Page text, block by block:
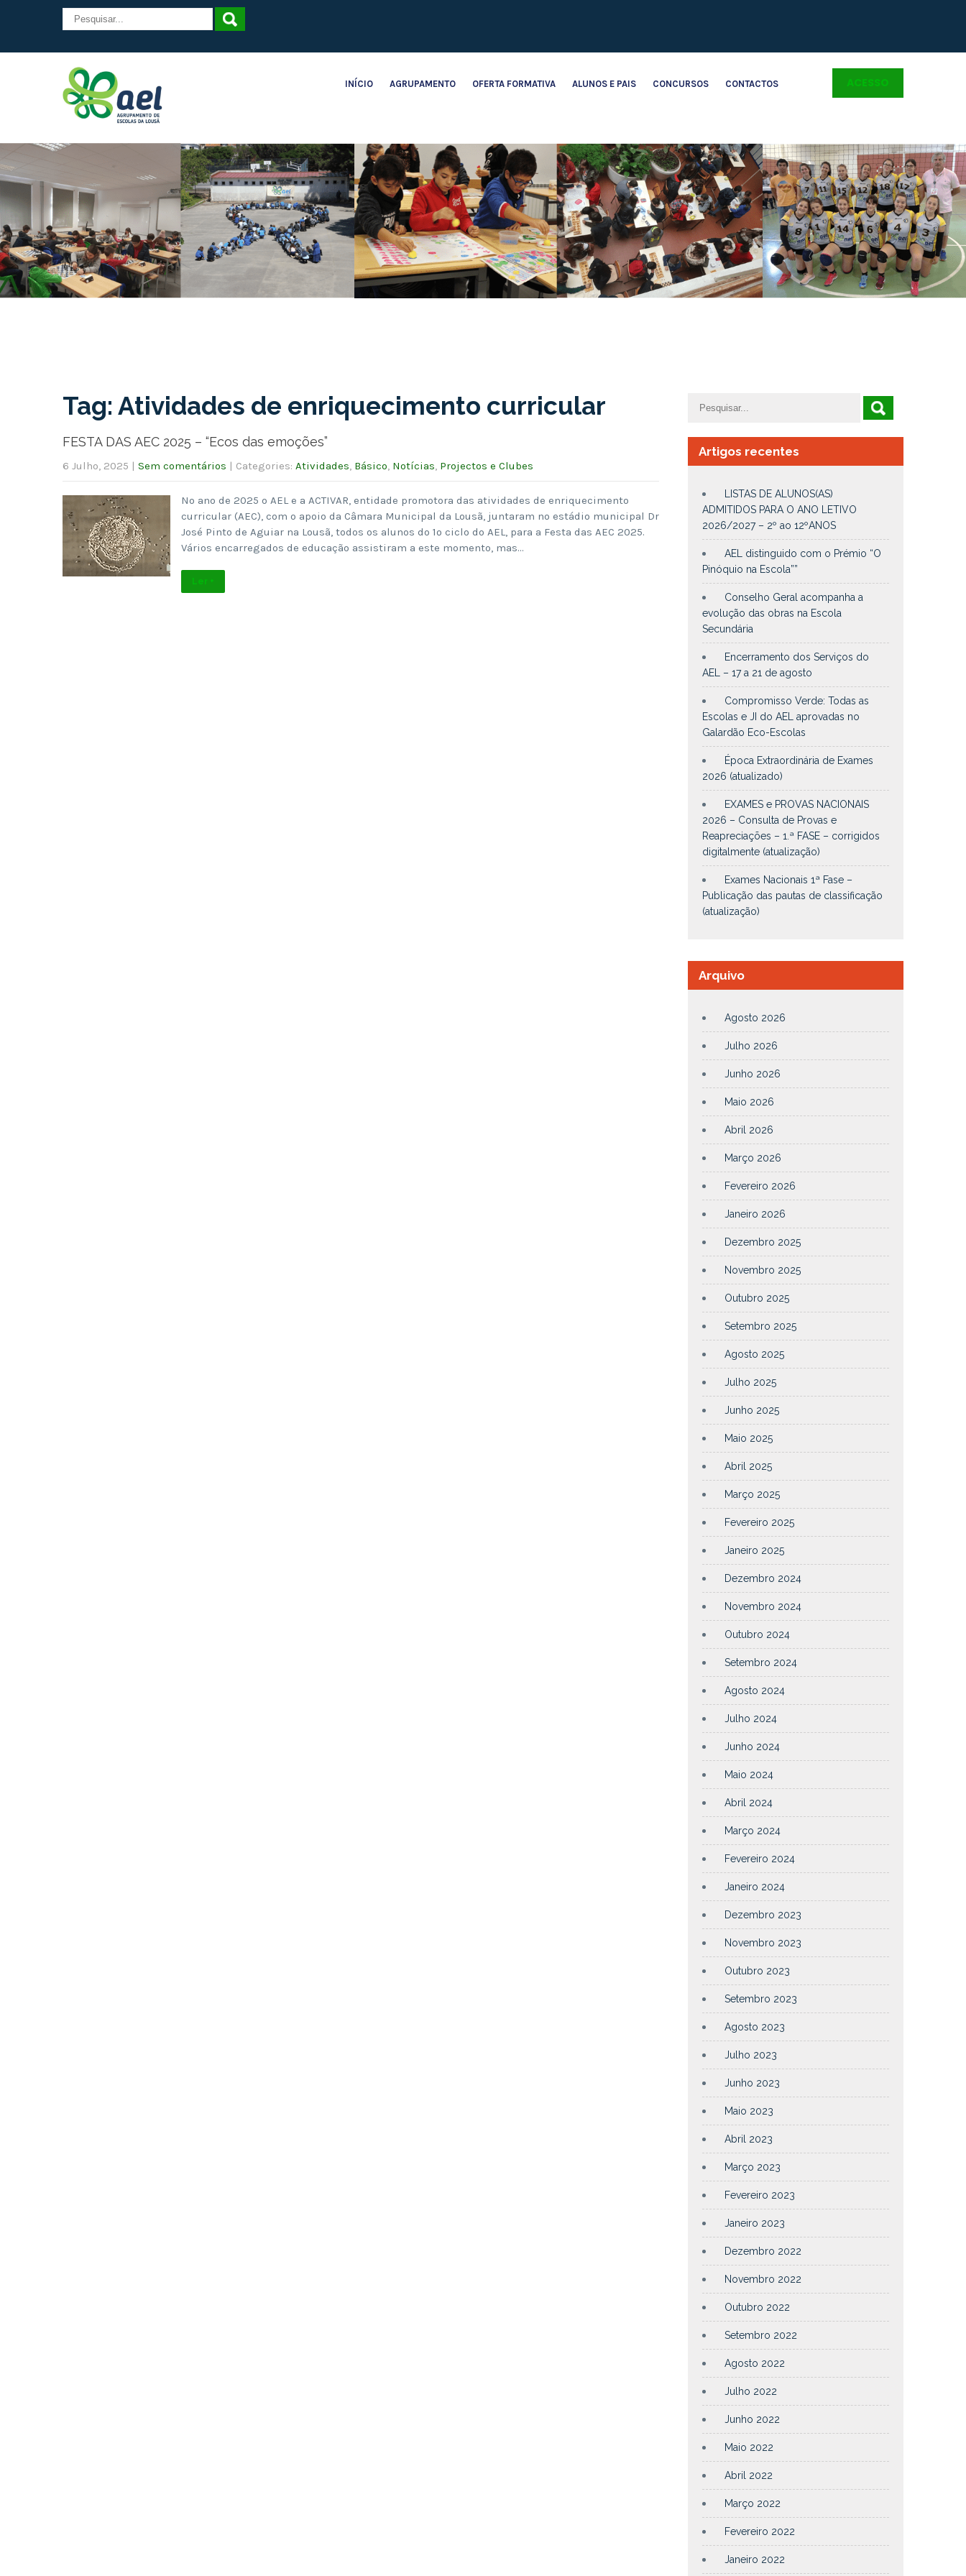
INÍCIO AGRUPAMENTO OFERTA FORMATIVA ALUNOS E PAIS CONCURSOS CONTACTOS ACESSO
Tag: Atividades de enriquecimento curricular
FESTA DAS AEC 2025 – “Ecos das emoções”
6 Julho, 2025 | Sem comentários | Categories: Atividades, Básico, Notícias, Projectos e Clubes
No ano de 2025 o AEL e a ACTIVAR, entidade promotora das atividades de enriquecimento
curricular (AEC), com o apoio da Câmara Municipal da Lousã, juntaram no estádio municipal Dr
José Pinto de Aguiar na Lousã, todos os alunos do 1º ciclo do AEL, para a Festa das AEC 2025.
Vários encarregados de educação assistiram a este momento, mas…
Ler +
Artigos recentes
LISTAS DE ALUNOS(AS)
ADMITIDOS PARA O ANO LETIVO
2026/2027 – 2º ao 12ºANOS
AEL distinguido com o Prémio “O
Pinóquio na Escola””
Conselho Geral acompanha a
evolução das obras na Escola
Secundária
Encerramento dos Serviços do
AEL – 17 a 21 de agosto
Compromisso Verde: Todas as
Escolas e JI do AEL aprovadas no
Galardão Eco-Escolas
Época Extraordinária de Exames
2026 (atualizado)
EXAMES e PROVAS NACIONAIS
2026 – Consulta de Provas e
Reapreciações – 1.ª FASE – corrigidos
digitalmente (atualização)
Exames Nacionais 1ª Fase –
Publicação das pautas de classificação
(atualização)
Arquivo
Agosto 2026
Julho 2026
Junho 2026
Maio 2026
Abril 2026
Março 2026
Fevereiro 2026
Janeiro 2026
Dezembro 2025
Novembro 2025
Outubro 2025
Setembro 2025
Agosto 2025
Julho 2025
Junho 2025
Maio 2025
Abril 2025
Março 2025
Fevereiro 2025
Janeiro 2025
Dezembro 2024
Novembro 2024
Outubro 2024
Setembro 2024
Agosto 2024
Julho 2024
Junho 2024
Maio 2024
Abril 2024
Março 2024
Fevereiro 2024
Janeiro 2024
Dezembro 2023
Novembro 2023
Outubro 2023
Setembro 2023
Agosto 2023
Julho 2023
Junho 2023
Maio 2023
Abril 2023
Março 2023
Fevereiro 2023
Janeiro 2023
Dezembro 2022
Novembro 2022
Outubro 2022
Setembro 2022
Agosto 2022
Julho 2022
Junho 2022
Maio 2022
Abril 2022
Março 2022
Fevereiro 2022
Janeiro 2022